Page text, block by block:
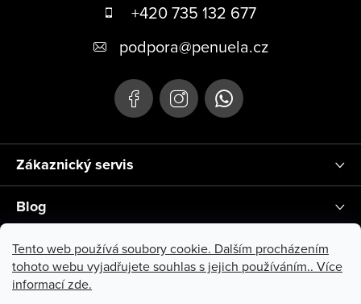
Tento web používá soubory cookie. Dalším procházením
tohoto webu vyjadřujete souhlas s jejich používáním.. Více
informacízde.
+420 735 132 677
podpora@penuela.cz
Zákaznický servis
Blog
Instagram